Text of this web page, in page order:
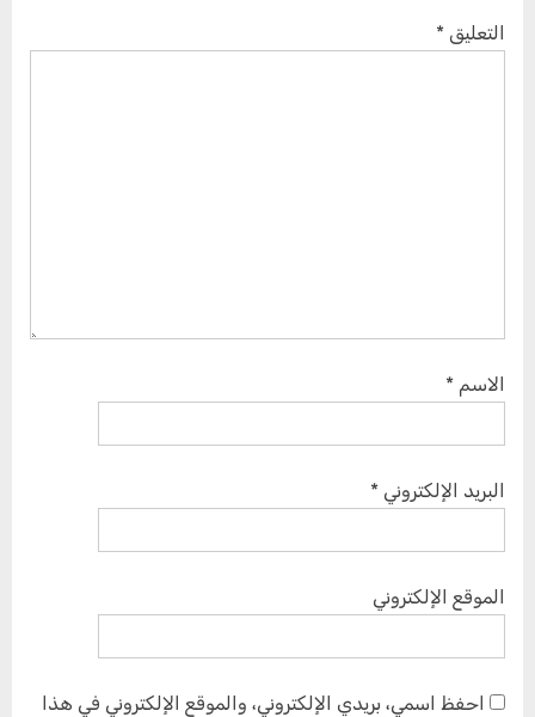
التعليق *
الاسم *
البريد الإلكتروني *
الموقع الإلكتروني
احفظ اسمي، بريدي الإلكتروني، والموقع الإلكتروني في هذا